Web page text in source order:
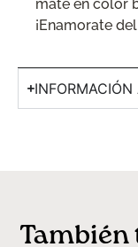
mate en color
¡Enamorate
También